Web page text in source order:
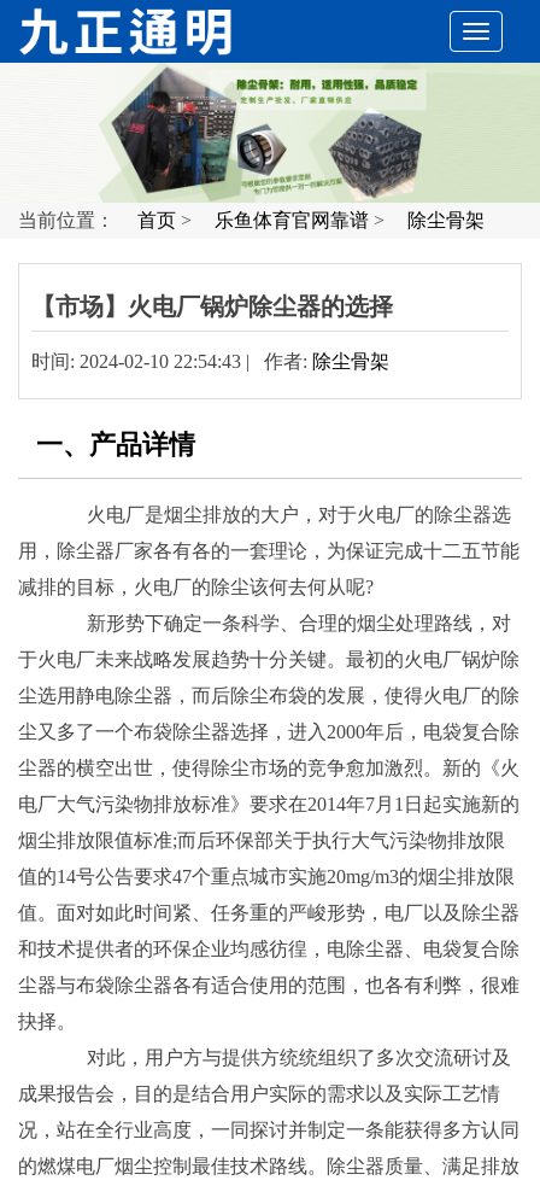
切
导
当前位置： 首页 > 乐鱼体育官网靠谱 > 除尘骨架
【市场】火电厂锅炉除尘器的选择
时间: 2024-02-10 22:54:43 | 作者: 除尘骨架
一、产品详情
火电厂是烟尘排放的大户，对于火电厂的除尘器选
用，除尘器厂家各有各的一套理论，为保证完成十二五节能
减排的目标，火电厂的除尘该何去何从呢?
新形势下确定一条科学、合理的烟尘处理路线，对
于火电厂未来战略发展趋势十分关键。最初的火电厂锅炉除
尘选用静电除尘器，而后除尘布袋的发展，使得火电厂的除
尘又多了一个布袋除尘器选择，进入2000年后，电袋复合除
尘器的横空出世，使得除尘市场的竞争愈加激烈。新的《火
电厂大气污染物排放标准》要求在2014年7月1日起实施新的
烟尘排放限值标准;而后环保部关于执行大气污染物排放限
值的14号公告要求47个重点城市实施20mg/m3的烟尘排放限
值。面对如此时间紧、任务重的严峻形势，电厂以及除尘器
和技术提供者的环保企业均感彷徨，电除尘器、电袋复合除
尘器与布袋除尘器各有适合使用的范围，也各有利弊，很难
抉择。
对此，用户方与提供方统统组织了多次交流研讨及
成果报告会，目的是结合用户实际的需求以及实际工艺情
况，站在全行业高度，一同探讨并制定一条能获得多方认同
的燃煤电厂烟尘控制最佳技术路线。除尘器质量、满足排放